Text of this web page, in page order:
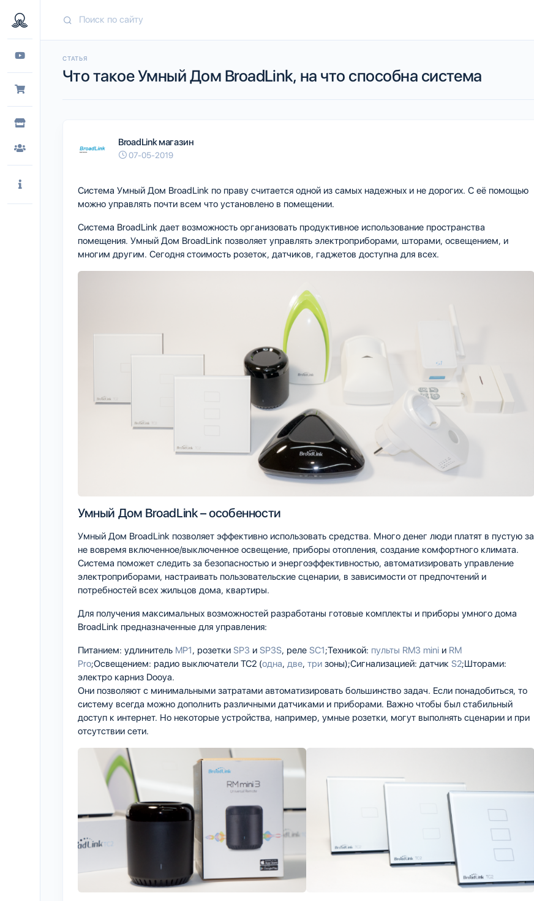
СТАТЬЯ
Что такое Умный Дом BroadLink, на что способна система
BroadLink магазин
07-05-2019
Система Умный Дом BroadLink по праву считается одной из самых надежных и не дорогих. С её помощью
можно управлять почти всем что установлено в помещении.
Система BroadLink дает возможность организовать продуктивное использование пространства
помещения. Умный Дом BroadLink позволяет управлять электроприборами, шторами, освещением, и
многим другим. Сегодня стоимость розеток, датчиков, гаджетов доступна для всех.
Умный Дом BroadLink – особенности
Умный Дом BroadLink позволяет эффективно использовать средства. Много денег люди платят в пустую за
не вовремя включенное/выключенное освещение, приборы отопления, создание комфортного климата.
Система поможет следить за безопасностью и энергоэффективностью, автоматизировать управление
электроприборами, настраивать пользовательские сценарии, в зависимости от предпочтений и
потребностей всех жильцов дома, квартиры.
Для получения максимальных возможностей разработаны готовые комплекты и приборы умного дома
BroadLink предназначенные для управления:
Питанием: удлинитель MP1, розетки SP3 и SP3S, реле SC1;Техникой: пульты RM3 mini и RM
Pro;Освещением: радио выключатели ТС2 (одна, две, три зоны);Сигнализацией: датчик S2;Шторами:
электро карниз Dooya.
Они позволяют с минимальными затратами автоматизировать большинство задач. Если понадобиться, то
систему всегда можно дополнить различными датчиками и приборами. Важно чтобы был стабильный
доступ к интернет. Но некоторые устройства, например, умные розетки, могут выполнять сценарии и при
отсутствии сети.